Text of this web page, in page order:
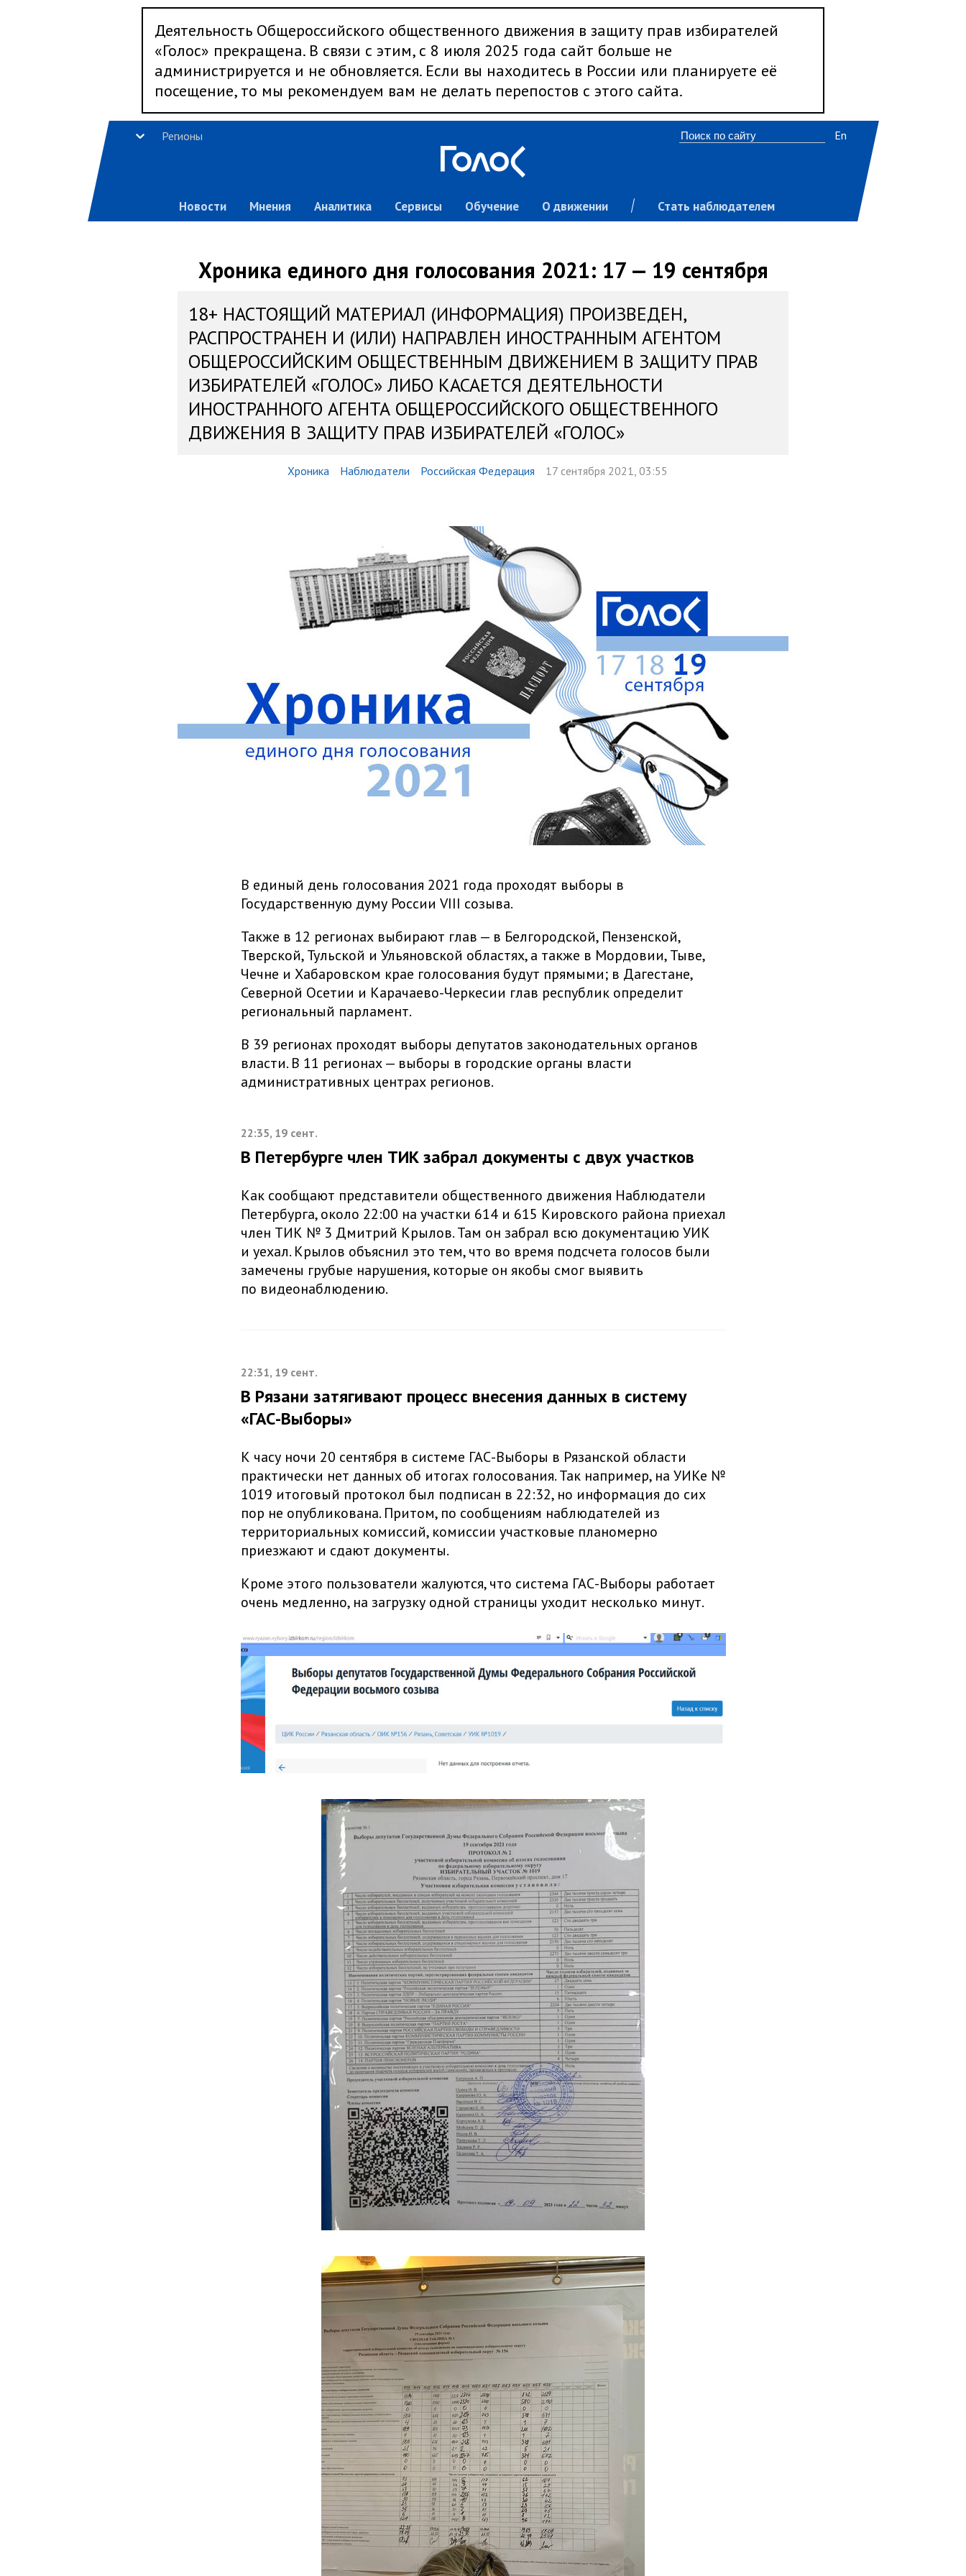
Деятельность Общероссийского общественного движения в защиту прав избирателей
«Голос» прекращена. В связи с этим, с 8 июля 2025 года сайт больше не
администрируется и не обновляется. Если вы находитесь в России или планируете её
посещение, то мы рекомендуем вам не делать перепостов с этого сайта.
Регионы
Новости Мнения Аналитика Сервисы Обучение О движении Стать наблюдателем
En
Хроника единого дня голосования 2021: 17 — 19 сентября
18+ НАСТОЯЩИЙ МАТЕРИАЛ (ИНФОРМАЦИЯ) ПРОИЗВЕДЕН,
РАСПРОСТРАНЕН И (ИЛИ) НАПРАВЛЕН ИНОСТРАННЫМ АГЕНТОМ
ОБЩЕРОССИЙСКИМ ОБЩЕСТВЕННЫМ ДВИЖЕНИЕМ В ЗАЩИТУ ПРАВ
ИЗБИРАТЕЛЕЙ «ГОЛОС» ЛИБО КАСАЕТСЯ ДЕЯТЕЛЬНОСТИ
ИНОСТРАННОГО АГЕНТА ОБЩЕРОССИЙСКОГО ОБЩЕСТВЕННОГО
ДВИЖЕНИЯ В ЗАЩИТУ ПРАВ ИЗБИРАТЕЛЕЙ «ГОЛОС»
Хроника Наблюдатели Российская Федерация 17 сентября 2021, 03:55
В единый день голосования 2021 года проходят выборы в
Государственную думу России VIII созыва.
Также в 12 регионах выбирают глав — в Белгородской, Пензенской,
Тверской, Тульской и Ульяновской областях, а также в Мордовии, Тыве,
Чечне и Хабаровском крае голосования будут прямыми; в Дагестане,
Северной Осетии и Карачаево-Черкесии глав республик определит
региональный парламент.
В 39 регионах проходят выборы депутатов законодательных органов
власти. В 11 регионах — выборы в городские органы власти
административных центрах регионов.
22:35, 19 сент.
В Петербурге член ТИК забрал документы с двух участков
Как сообщают представители общественного движения Наблюдатели
Петербурга, около 22:00 на участки 614 и 615 Кировского района приехал
член ТИК № 3 Дмитрий Крылов. Там он забрал всю документацию УИК
и уехал. Крылов объяснил это тем, что во время подсчета голосов были
замечены грубые нарушения, которые он якобы смог выявить
по видеонаблюдению.
22:31, 19 сент.
В Рязани затягивают процесс внесения данных в систему
«ГАС-Выборы»
К часу ночи 20 сентября в системе ГАС-Выборы в Рязанской области
практически нет данных об итогах голосования. Так например, на УИКе №
1019 итоговый протокол был подписан в 22:32, но информация до сих
пор не опубликована. Притом, по сообщениям наблюдателей из
территориальных комиссий, комиссии участковые планомерно
приезжают и сдают документы.
Кроме этого пользователи жалуются, что система ГАС-Выборы работает
очень медленно, на загрузку одной страницы уходит несколько минут.